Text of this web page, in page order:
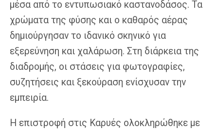
μέσα από το εντυπωσιακό καστανοδάσος. Τα
χρώματα της φύσης και ο καθαρός αέρας
δημιούργησαν το ιδανικό σκηνικό για
εξερεύνηση και χαλάρωση. Στη διάρκεια της
διαδρομής, οι στάσεις για φωτογραφίες,
συζητήσεις και ξεκούραση ενίσχυσαν την
εμπειρία.
Η επιστροφή στις Καρυές ολοκληρώθηκε με